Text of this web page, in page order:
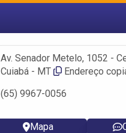
Fazer login
Criar conta
Av. Senador Metelo, 1052 -
Cuiabá - MT
Endereço
(65) 9967-0056
Mapa